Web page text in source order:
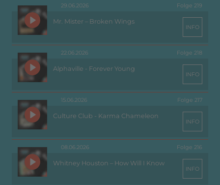
29.06.2026 Folge 219
Mr. Mister – Broken Wings
INFO
22.06.2026 Folge 218
Alphaville - Forever Young
INFO
15.06.2026 Folge 217
Culture Club - Karma Chameleon
INFO
08.06.2026 Folge 216
Whitney Houston – How Will I Know
INFO